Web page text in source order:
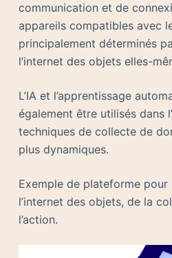
communication et de
appareils compatibles avec
principalement déterminés
l’internet des objets elles-
L’IA et l’apprentissage
également être utilisés dans
techniques de collecte de
plus dynamiques.
Exemple de plateforme pour
l’internet des objets, de la
l’action.